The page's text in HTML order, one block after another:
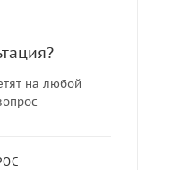
на любой